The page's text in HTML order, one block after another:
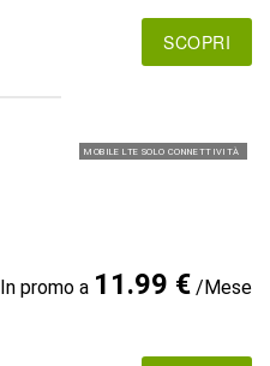
SCOPRI
MOBILE LTE SOLO CONNETTIVITÀ
In promo a 11.99 €/Mese